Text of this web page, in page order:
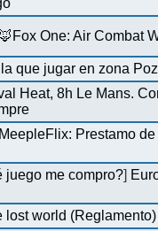
🦊Fox One: Air Combat
que jugar en zona
Heat, 8h Le Mans.
MeepleFlix: Prestamo
juego me compro?]
lost world (Reglamento)